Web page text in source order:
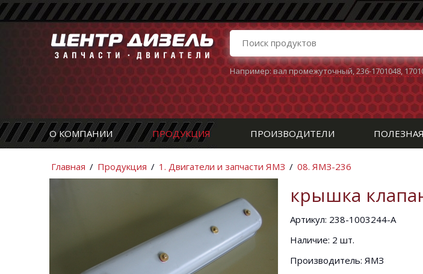
Например:вал промежуточный,236-1701048,
О КОМПАНИИ ПРОДУКЦИЯ ПРОИЗВОДИТЕЛИ
Главная / Продукция / 1. Двигатели и запчасти ЯМЗ / 08. ЯМЗ-236
крышка
Артикул: 238-1003244-А
Наличие: 2 шт.
Производитель: ЯМЗ